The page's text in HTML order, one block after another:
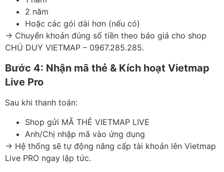
2 năm
Hoặc các gói dài hơn (nếu có)
→ Chuyển khoản đúng số tiền theo báo giá cho shop
CHÚ DUY VIETMAP – 0967.285.285.
Bước 4: Nhận mã thẻ & Kích hoạt Vietmap
Live Pro
Sau khi thanh toán:
Shop gửi MÃ THẺ VIETMAP LIVE
Anh/Chị nhập mã vào ứng dụng
→ Hệ thống sẽ tự động nâng cấp tài khoản lên Vietmap
Live PRO ngay lập tức.